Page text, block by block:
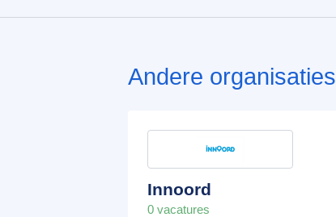
Andere organisaties
Innoord
0 vacatures